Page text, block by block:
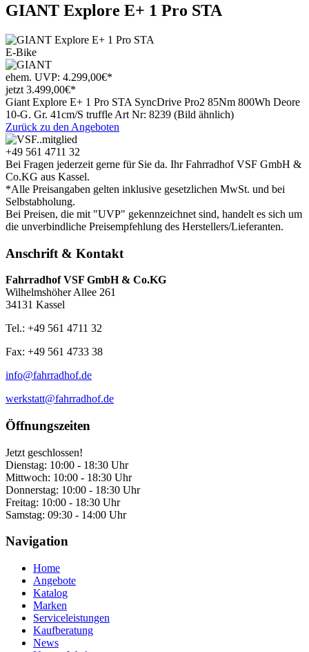
GIANT Explore E+ 1 Pro STA
E-Bike
ehem. UVP: 4.299,00€*
jetzt 3.499,00€*
Giant Explore E+ 1 Pro STA SyncDrive Pro2 85Nm 800Wh Deore
10-G. Gr. 41cm/S truffle Art Nr: 8239 (Bild ähnlich)
Zurück zu den Angeboten
+49 561 4711 32
Bei Fragen jederzeit gerne für Sie da. Ihr Fahrradhof VSF GmbH &
Co.KG aus Kassel.
*Alle Preisangaben gelten inklusive gesetzlichen MwSt. und bei
Selbstabholung.
Bei Preisen, die mit "UVP" gekennzeichnet sind, handelt es sich um
die unverbindliche Preisempfehlung des Herstellers/Lieferanten.
Anschrift & Kontakt
Fahrradhof VSF GmbH & Co.KG
Wilhelmshöher Allee 261
34131 Kassel
Tel.: +49 561 4711 32
Fax: +49 561 4733 38
info@fahrradhof.de
werkstatt@fahrradhof.de
Öffnungszeiten
Jetzt geschlossen!
Dienstag: 10:00 - 18:30 Uhr
Mittwoch: 10:00 - 18:30 Uhr
Donnerstag: 10:00 - 18:30 Uhr
Freitag: 10:00 - 18:30 Uhr
Samstag: 09:30 - 14:00 Uhr
Navigation
Home
Angebote
Katalog
Marken
Serviceleistungen
Kaufberatung
News